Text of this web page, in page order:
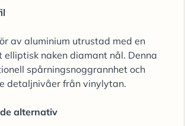
av aluminium utrustad med en
elliptisk naken diamant nål. Denna
spårningsnoggrannhet och
detaljnivåer från vinylytan.
alternativ